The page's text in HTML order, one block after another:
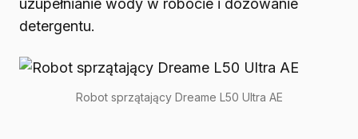
uzupełnianie wody w robocie i dozowanie
detergentu.
Robot sprzątający Dreame L50 Ultra AE